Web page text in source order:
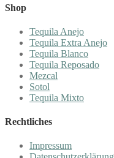
Shop
Tequila Anejo
Tequila Extra Anejo
Tequila Blanco
Tequila Reposado
Mezcal
Sotol
Tequila Mixto
Rechtliches
Impressum